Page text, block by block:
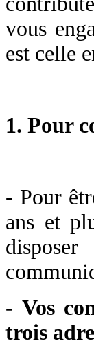
vous
est celle
1. Pour
- Pour
ans et
- Vos
trois